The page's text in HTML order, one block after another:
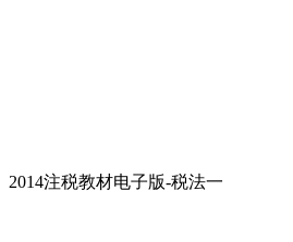
2014注税教材电子版-税法一